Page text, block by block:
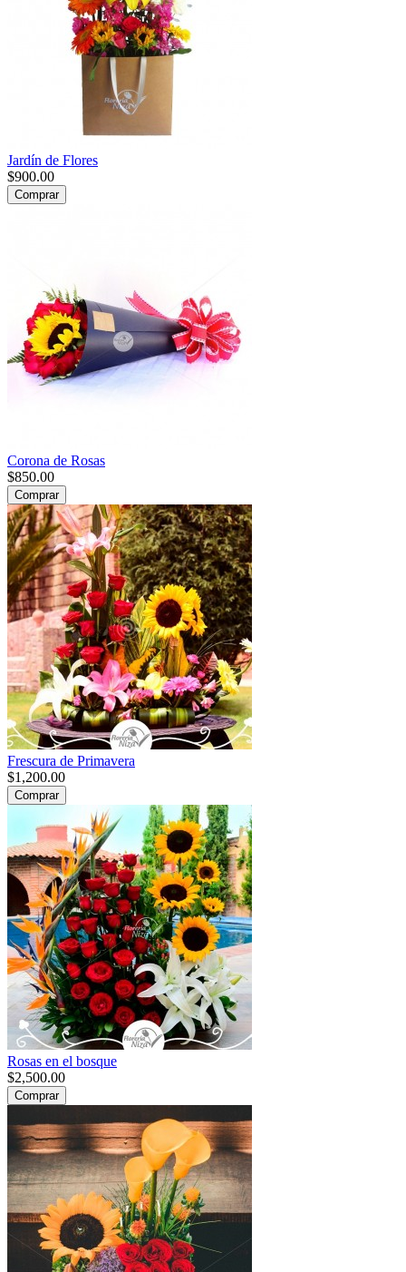
Jardín de Flores
$900.00
Comprar
Corona de Rosas
$850.00
Comprar
Frescura de Primavera
$1,200.00
Comprar
Rosas en el bosque
$2,500.00
Comprar